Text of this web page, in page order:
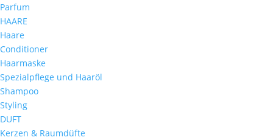
Parfum
HAARE
Haare
Conditioner
Haarmaske
Spezialpflege und Haaröl
Shampoo
Styling
DUFT
Kerzen & Raumdüfte